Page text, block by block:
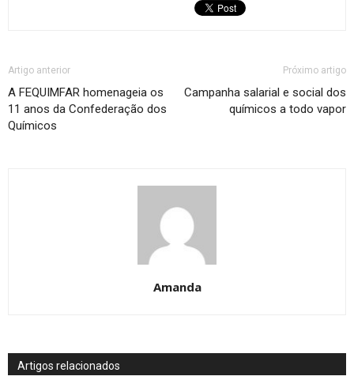
Artigo anterior
A FEQUIMFAR homenageia os
11 anos da Confederação dos
Químicos
Próximo artigo
Campanha salarial e social dos
químicos a todo vapor
Amanda
Artigos relacionados